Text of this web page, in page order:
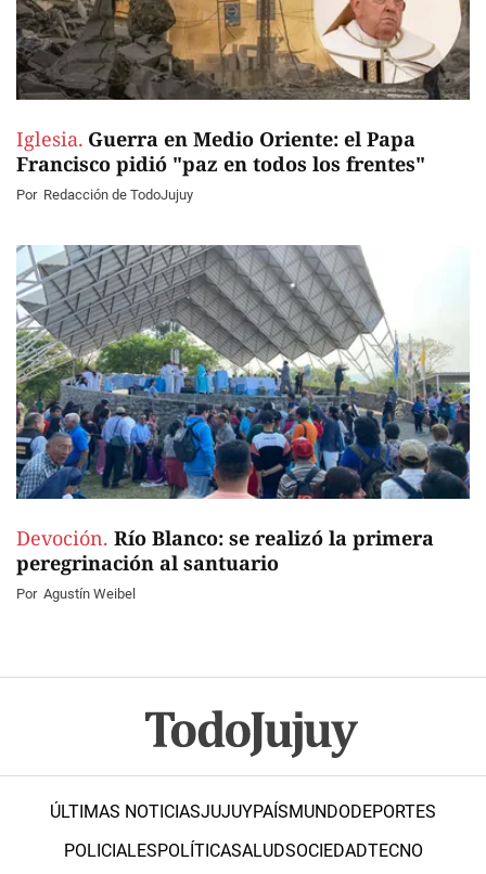
Iglesia. Guerra en Medio Oriente: el Papa
Francisco pidió "paz en todos los frentes"
Por Redacción de TodoJujuy
Devoción. Río Blanco: se realizó la primera
peregrinación al santuario
Por Agustín Weibel
ÚLTIMAS NOTICIASJUJUYPAÍSMUNDODEPORTES
POLICIALESPOLÍTICASALUDSOCIEDADTECNO